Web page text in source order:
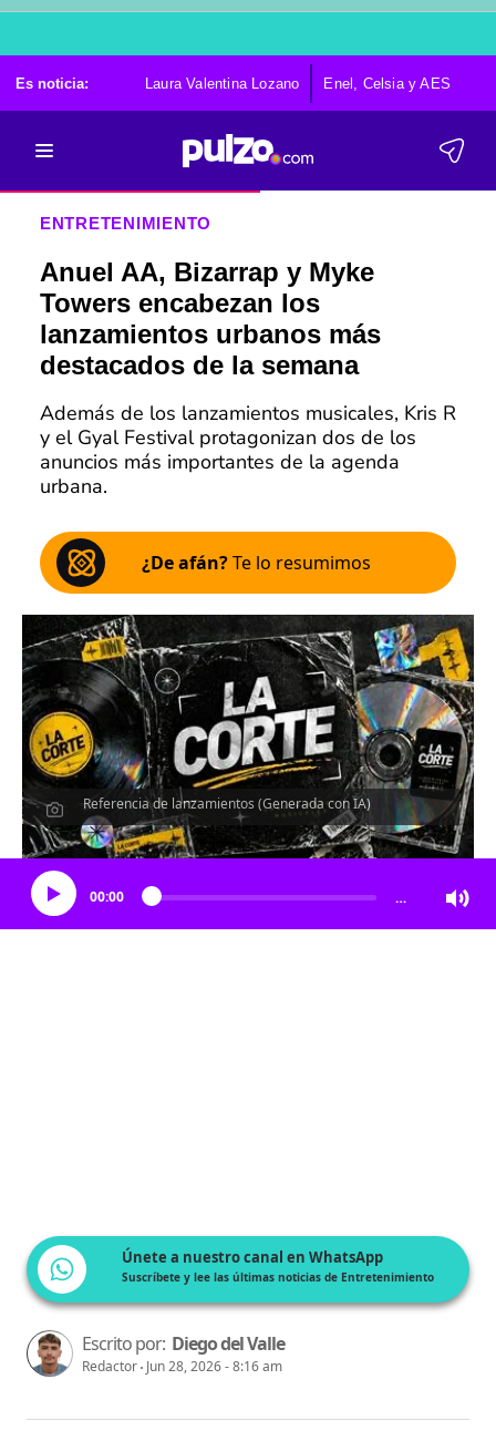
Es noticia: Laura Valentina Lozano Enel, Celsia y AES
ENTRETENIMIENTO
Anuel AA, Bizarrap y Myke
Towers encabezan los
lanzamientos urbanos más
destacados de la semana
Además de los lanzamientos musicales, Kris R
y el Gyal Festival protagonizan dos de los
anuncios más importantes de la agenda
urbana.
¿De afán?Te lo resumimos
Referencia de lanzamientos (Generada con IA)
Escucha el artículo
00:00 …
Únete a nuestro canal en WhatsApp
Suscríbete y lee las últimas noticias de Entretenimiento
Escrito por: Diego del Valle
Redactor Jun 28, 2026 - 8:16 am